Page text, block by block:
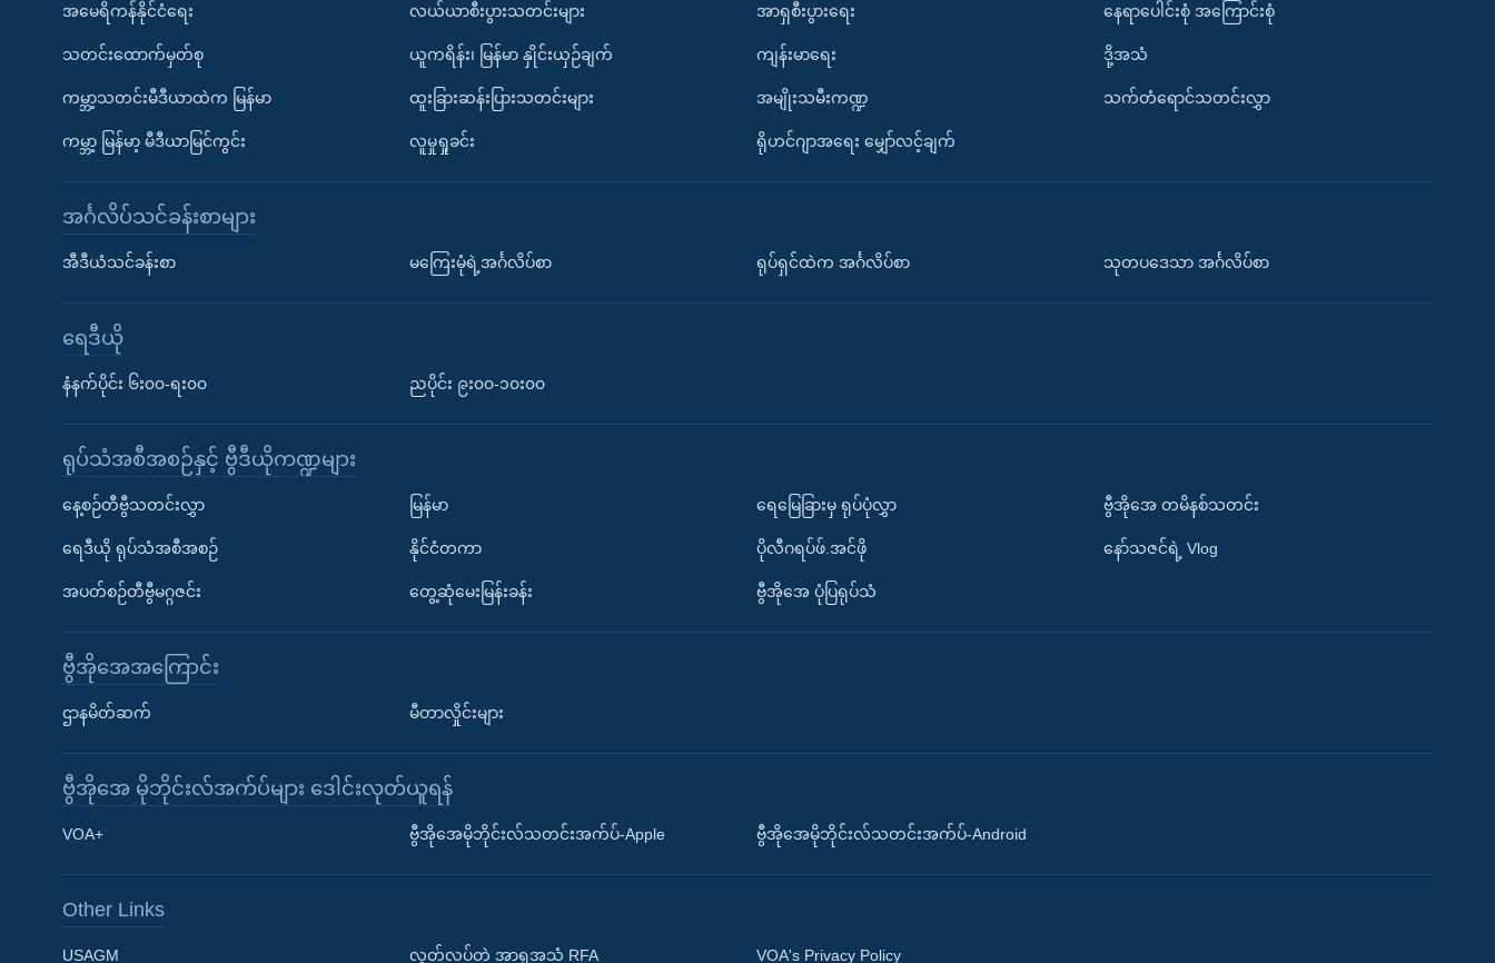
Learning English
အမေရိကန်နိုင်ငံရေး
သတင်းထောက်မှတ်စု
ကမ္ဘာ့သတင်းမီဒီယာထဲက မြန်မာ
ကမ္ဘာ့ မြန်မာ့ မီဒီယာမြင်ကွင်း
လယ်ယာစီးပွားသတင်းများ
ယူကရိန်း၊ မြန်မာ နှိုင်းယှဉ်ချက်
ထူးခြားဆန်းပြားသတင်းများ
လူမှုရှုခင်း
အာရှစီးပွားရေး
ကျန်းမာရေး
အမျိုးသမီးကဏ္ဍ
ရိုဟင်ဂျာအရေး မျှော်လင့်ချက်
နေရာပေါင်းစုံ အကြောင်းစုံ
ဒို့အသံ
သက်တံရောင်သတင်းလွှာ
အင်္ဂလိပ်သင်ခန်းစာများ
အီဒီယံသင်ခန်းစာ မကြေးမုံရဲ့အင်္ဂလိပ်စာ ရုပ်ရှင်ထဲက အင်္ဂလိပ်စာ သုတပဒေသာ အင်္ဂလိပ်စာ
ရေဒီယို
နံနက်ပိုင်း ၆း၀၀-ရး၀၀ ညပိုင်း ၉း၀၀-၁၀း၀၀
ရုပ်သံအစီအစဉ်နှင့် ဗွီဒီယိုကဏ္ဍများ
နေ့စဉ်တီဗွီသတင်းလွှာ
ရေဒီယို ရုပ်သံအစီအစဉ်
အပတ်စဉ်တီဗွီမဂ္ဂဇင်း
မြန်မာ
နိုင်ငံတကာ
တွေ့ဆုံမေးမြန်းခန်း
ရေမြေခြားမှ ရုပ်ပုံလွှာ
ပိုလီဂရပ်ဖ်.အင်ဖို
ဗွီအိုအေ ပုံပြရုပ်သံ
ဗွီအိုအေ တမိနစ်သတင်း
နော်သဇင်ရဲ့ Vlog
ဗွီအိုအေအကြောင်း
ဌာနမိတ်ဆက် မီတာလှိုင်းများ
ဗွီအိုအေ မိုဘိုင်းလ်အက်ပ်များ ဒေါင်းလုတ်ယူရန်
VOA+ ဗွီအိုအေမိုဘိုင်းလ်သတင်းအက်ပ်-Apple ဗွီအိုအေမိုဘိုင်းလ်သတင်းအက်ပ်-Android
Other Links
USAGM လွတ်လပ်တဲ့ အာရှအသံ RFA VOA's Privacy Policy